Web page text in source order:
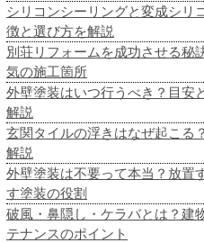
シリコンシーリングと変成シリ
徴と選び方を解説
別荘リフォームを成功させる秘
気の施工箇所
外壁塗装はいつ行うべき？目安
解説
玄関タイルの浮きはなぜ起こる
解説
外壁塗装は不要って本当？放置
す塗装の役割
破風・鼻隠し・ケラバとは？建
テナンスのポイント